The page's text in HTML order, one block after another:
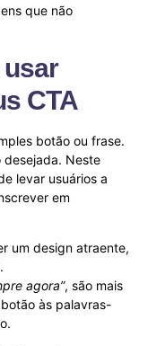
que não
CTA
botão ou frase.
desejada. Neste
levar usuários a
em
um design atraente,
agora”, são mais
às palavras-